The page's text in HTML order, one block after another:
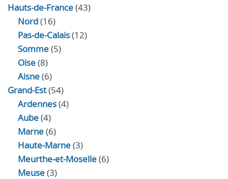
Hauts-de-France(43)
Nord(16)
Pas-de-Calais(12)
Somme(5)
Oise(8)
Aisne(6)
Grand-Est(54)
Ardennes(4)
Aube(4)
Marne(6)
Haute-Marne(3)
Meurthe-et-Moselle(6)
Meuse(3)